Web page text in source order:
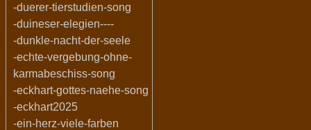
-duerer-tierstudien-song
-duineser-elegien----
-dunkle-nacht-der-seele
-echte-vergebung-ohne-
karmabeschiss-song
-eckhart-gottes-naehe-song
-eckhart2025
-ein-herz-viele-farben